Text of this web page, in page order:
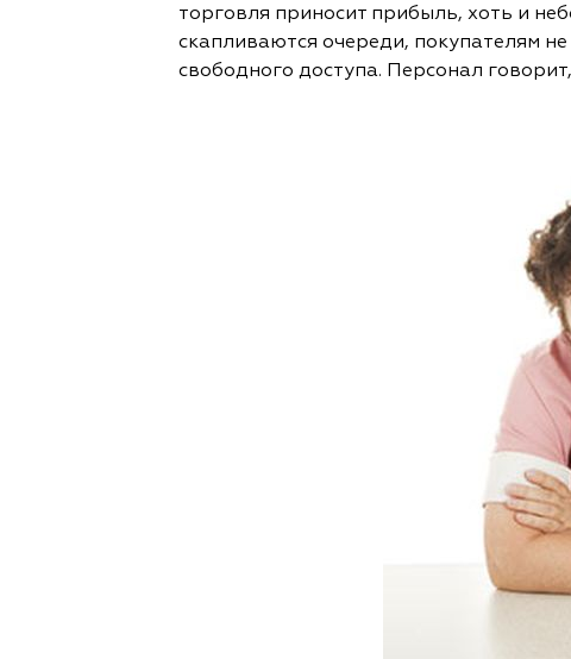
торговля приносит прибыль, хоть и
скапливаются очереди, покупателям
свободного доступа. Персонал